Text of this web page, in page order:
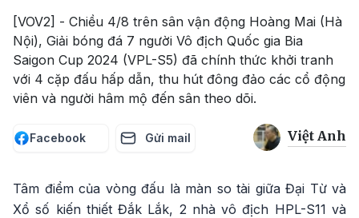
[VOV2] - Chiều 4/8 trên sân vận động Hoàng Mai (Hà
Nội), Giải bóng đá 7 người Vô địch Quốc gia Bia
Saigon Cup 2024 (VPL-S5) đã chính thức khởi tranh
với 4 cặp đấu hấp dẫn, thu hút đông đảo các cổ động
viên và người hâm mộ đến sân theo dõi.
Facebook Gửi mail Việt Anh
Tâm điểm của vòng đấu là màn so tài giữa Đại Từ và
Xổ số kiến thiết Đắk Lắk, 2 nhà vô địch HPL-S11 và